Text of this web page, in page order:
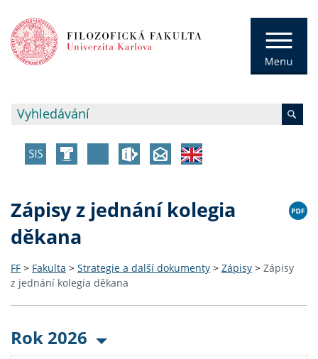
Zápisy z jednání kolegia
děkana
FF > Fakulta > Strategie a další dokumenty > Zápisy > Zápisy
z jednání kolegia děkana
Rok 2026